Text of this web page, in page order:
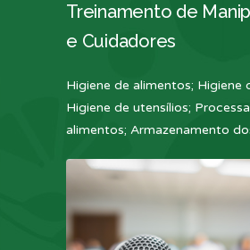
Treinamento de
e Cuidadores
Higiene de alimentos; Higiene
Higiene de utensílios;
alimentos; Armazenamento